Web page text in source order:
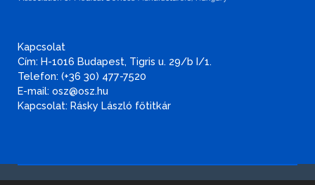
Kapcsolat
Cím: H-1016 Budapest, Tigris u. 29/b I/1.
Telefon: (+36 30) 477-7520
E-mail: osz@osz.hu
Kapcsolat: Rásky László főtitkár